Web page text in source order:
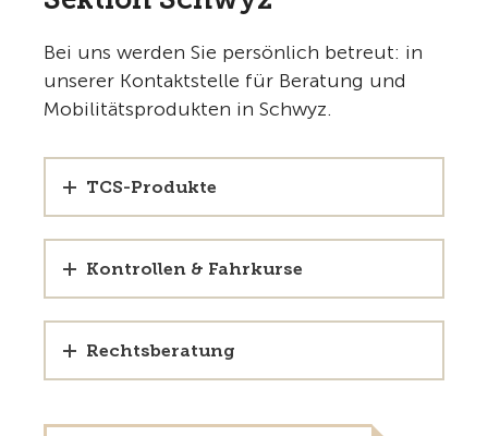
Bei uns werden Sie persönlich betreut: in
unserer Kontaktstelle für Beratung und
Mobilitätsprodukten in Schwyz.
TCS-Produkte
Kontrollen & Fahrkurse
Rechtsberatung